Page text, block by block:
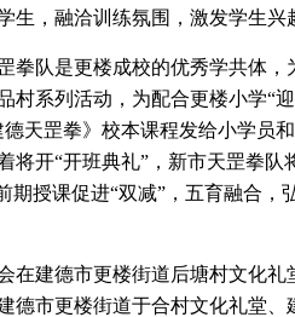
生，融洽训练氛围，激发学生兴
拳队是更楼成校的优秀学共体
村系列活动，为配合更楼小学“
天罡拳》校本课程发给小学员
将开“开班典礼”，新市天罡拳
期授课促进“双减”，五育融合，
在建德市更楼街道后塘村文化
德市更楼街道于合村文化礼堂